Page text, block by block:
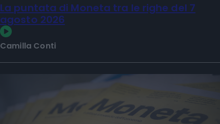
La puntata di Moneta tra le righe del 7
agosto 2026
Camilla Conti